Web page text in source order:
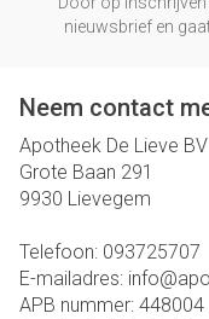
nieuwsbrief en
Neem contact
Apotheek De Lieve BV
Grote Baan 291
9930 Lievegem
Telefoon: 093725707
E-mailadres: info@
APB nummer: 448004